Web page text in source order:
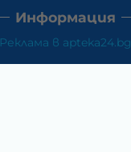
Информация
Реклама в apteka24.bg
Доставка и плащане